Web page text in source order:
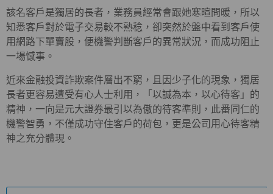
該名客戶是獨居的長者，業務員經常會跟她寒暄問暖，所以
知悉客戶對於電子交易較不熟稔，卻突然於盤中看到客戶使
用網路下單賣股，便機警判斷客戶的異常狀況，而成功阻止
一場憾事。
近來金融投資詐欺案件層出不窮，且因少子化的現象，獨居
長者更容易遭受有心人士利用，「以誠為本，以心待客」的
精神，一向是元大證券最引以為傲的待客準則，此番同仁的
機警智勇，不僅成功守住客戶的荷包，更是公司用心待客精
神之充分體現。